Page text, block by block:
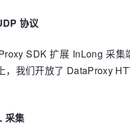
协议
SDK 扩展 InLong 采集
，我们开放了 DataProxy
采集